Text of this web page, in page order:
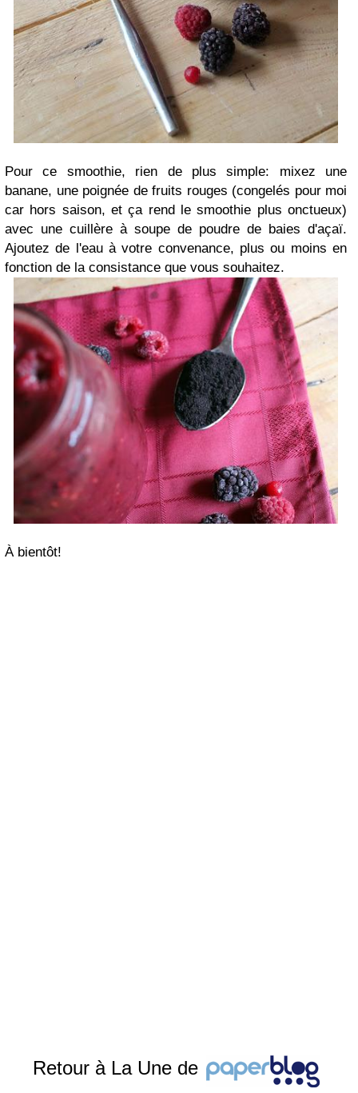
Pour ce smoothie, rien de plus simple: mixez une
banane, une poignée de fruits rouges (congelés pour moi
car hors saison, et ça rend le smoothie plus onctueux)
avec une cuillère à soupe de poudre de baies d'açaï.
Ajoutez de l'eau à votre convenance, plus ou moins en
fonction de la consistance que vous souhaitez.
À bientôt!
Retour à La Une de